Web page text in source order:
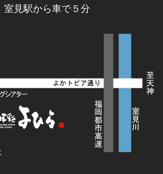
室見駅から車で５分